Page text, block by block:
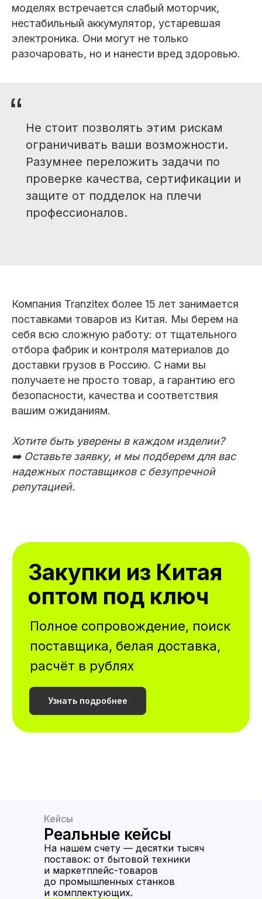
моделях встречается слабый моторчик,
нестабильный аккумулятор, устаревшая
электроника. Они могут не только
разочаровать, но и нанести вред здоровью.
“ Не стоит позволять этим рискам
ограничивать ваши возможности.
Разумнее переложить задачи по
проверке качества, сертификации и
защите от подделок на плечи
профессионалов.
Компания Tranzitex более 15 лет занимается
поставками товаров из Китая. Мы берем на
себя всю сложную работу: от тщательного
отбора фабрик и контроля материалов до
доставки грузов в Россию. С нами вы
получаете не просто товар, а гарантию его
безопасности, качества и соответствия
вашим ожиданиям.
Хотите быть уверены в каждом изделии?
➡️ Оставьте заявку, и мы подберем для вас
надежных поставщиков с безупречной
репутацией.
Закупки из Китая
оптом под ключ
Полное сопровождение, поиск
поставщика, белая доставка,
расчёт в рублях
Узнать подробнее
Кейсы
Реальные кейсы
На нашем счету — десятки тысяч
поставок: от бытовой техники
и маркетплейс-товаров
до промышленных станков
и комплектующих.